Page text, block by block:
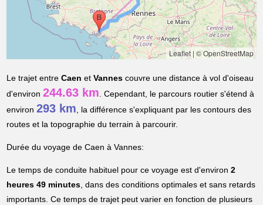
Leaflet| © OpenStreetMap
Le trajet entreCaen etVannes couvre une distance à vol d'oiseau
d'environ244.63 km. Cependant, le parcours routier s'étend à
environ293 km, la différence s'expliquant par les contours des
routes et la topographie du terrain à parcourir.
Durée du voyage de Caen à Vannes:
Le temps de conduite habituel pour ce voyage est d'environ2
heures 49 minutes, dans des conditions optimales et sans retards
importants. Ce temps de trajet peut varier en fonction de plusieurs